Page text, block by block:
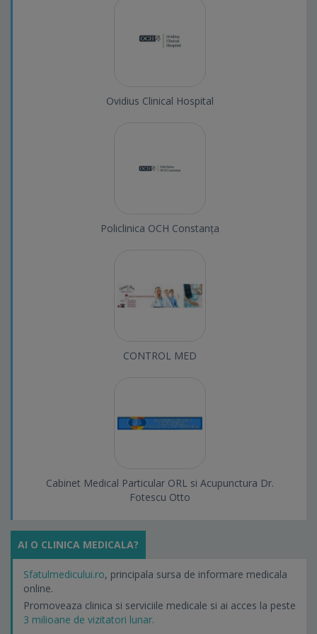
Ovidius Clinical Hospital
Policlinica OCH Constanța
CONTROL MED
Cabinet Medical Particular ORL si Acupunctura Dr.
Fotescu Otto
AI O CLINICA MEDICALA?
Sfatulmedicului.ro, principala sursa de informare medicala
online.
Promoveaza clinica si serviciile medicale si ai acces la peste
3 milioane de vizitatori lunar.